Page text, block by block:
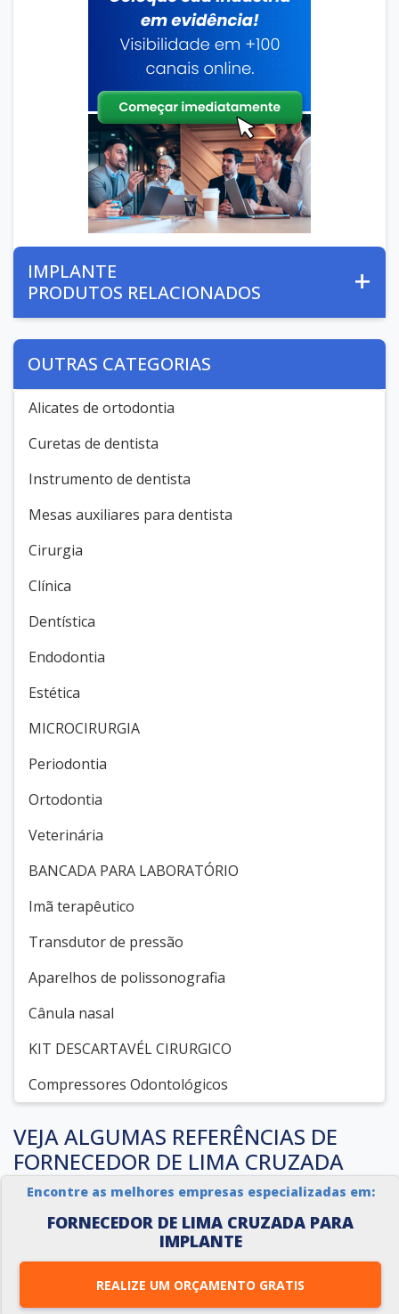
Encontre as melhores empresas especializadas em:
FORNECEDOR DE LIMA CRUZADA PARA
IMPLANTE
REALIZE UM ORÇAMENTO GRATIS
IMPLANTE
PRODUTOS RELACIONADOS
OUTRAS CATEGORIAS
Alicates de ortodontia
Curetas de dentista
Instrumento de dentista
Mesas auxiliares para dentista
Cirurgia
Clínica
Dentística
Endodontia
Estética
MICROCIRURGIA
Periodontia
Ortodontia
Veterinária
BANCADA PARA LABORATÓRIO
Imã terapêutico
Transdutor de pressão
Aparelhos de polissonografia
Cânula nasal
KIT DESCARTAVÉL CIRURGICO
Compressores Odontológicos
VEJA ALGUMAS REFERÊNCIAS DE
FORNECEDOR DE LIMA CRUZADA
PARA IMPLANTE NO YOUTUBE